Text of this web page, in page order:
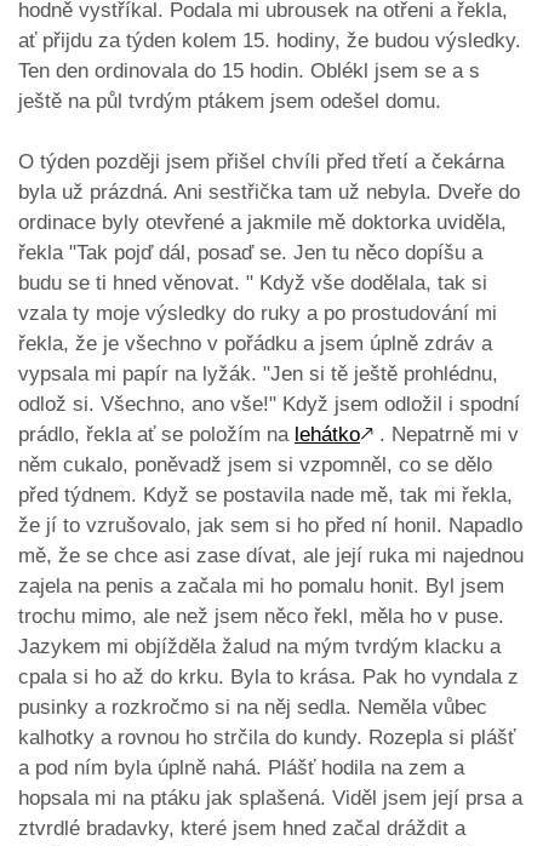
hodně vystříkal. Podala mi ubrousek na otřeni a řekla,
ať přijdu za týden kolem 15. hodiny, že budou výsledky.
Ten den ordinovala do 15 hodin. Oblékl jsem se a s
ještě na půl tvrdým ptákem jsem odešel domu.
O týden později jsem přišel chvíli před třetí a čekárna
byla už prázdná. Ani sestřička tam už nebyla. Dveře do
ordinace byly otevřené a jakmile mě doktorka uviděla,
řekla "Tak pojď dál, posaď se. Jen tu něco dopíšu a
budu se ti hned věnovat. " Když vše dodělala, tak si
vzala ty moje výsledky do ruky a po prostudování mi
řekla, že je všechno v pořádku a jsem úplně zdráv a
vypsala mi papír na lyžák. "Jen si tě ještě prohlédnu,
odlož si. Všechno, ano vše!" Když jsem odložil i spodní
prádlo, řekla ať se položím na lehátko🡕 . Nepatrně mi v
něm cukalo, poněvadž jsem si vzpomněl, co se dělo
před týdnem. Když se postavila nade mě, tak mi řekla,
že jí to vzrušovalo, jak sem si ho před ní honil. Napadlo
mě, že se chce asi zase dívat, ale její ruka mi najednou
zajela na penis a začala mi ho pomalu honit. Byl jsem
trochu mimo, ale než jsem něco řekl, měla ho v puse.
Jazykem mi objížděla žalud na mým tvrdým klacku a
cpala si ho až do krku. Byla to krása. Pak ho vyndala z
pusinky a rozkročmo si na něj sedla. Neměla vůbec
kalhotky a rovnou ho strčila do kundy. Rozepla si plášť
a pod ním byla úplně nahá. Plášť hodila na zem a
hopsala mi na ptáku jak splašená. Viděl jsem její prsa a
ztvrdlé bradavky, které jsem hned začal dráždit a